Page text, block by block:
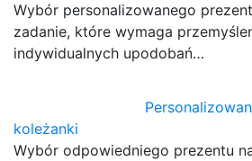
Wybór personalizowanego
zadanie, które wymaga
indywidualnych upodobań…
koleżanki
Wybór odpowiedniego prezentu